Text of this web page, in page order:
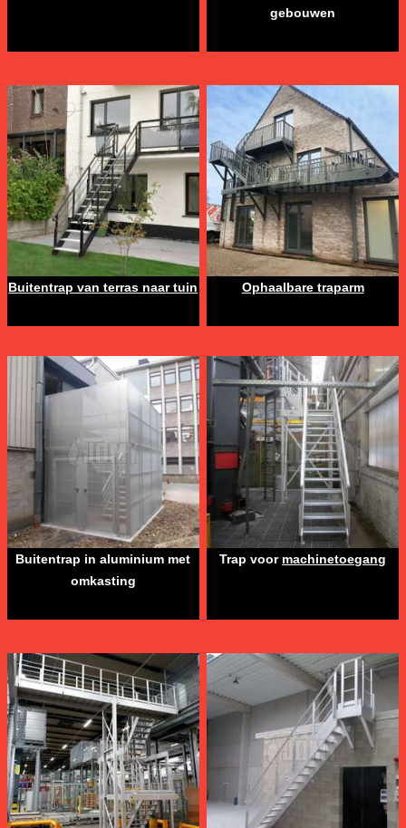
gebouwen
Buitentrap van terras naar tuin Ophaalbare traparm
Buitentrap in aluminium met
omkasting
Trap voor machinetoegang